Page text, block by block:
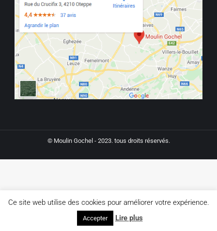
© Moulin Gochel - 2023. tous droits réservés.
Ce site web utilise des cookies pour améliorer votre expérience.
Accepter Lire plus